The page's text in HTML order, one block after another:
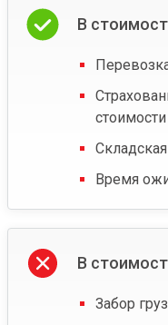
В
стоимости
Время
В
Забор